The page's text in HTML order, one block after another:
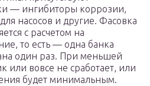
— ингибиторы коррозии,
насосов и другие. Фасовка
с расчетом на
то есть — одна банка
один раз. При меньшей
или вовсе не сработает, или
будет минимальным.